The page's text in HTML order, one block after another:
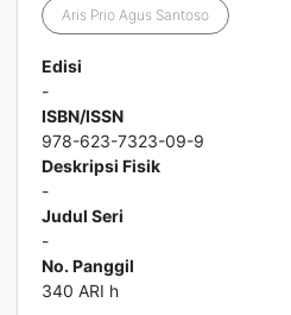
Aris Prio Agus Santoso
Edisi
-
ISBN/ISSN
978-623-7323-09-9
Deskripsi Fisik
-
Judul Seri
-
No. Panggil
340 ARI h